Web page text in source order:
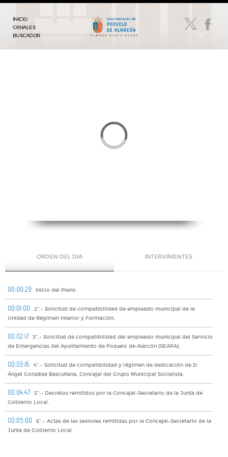
INICIO
CANALES
BUSCADOR
ORDEN DEL DIA INTERVINIENTES
00:00:29 Inicio del Pleno
00:01:00
2º.- Solicitud de compatibilidad de empleado municipal de la
Unidad de Régimen Interior y Formación.
00:02:17
3º.- Solicitud de compatibilidad del empleado municipal del Servicio
de Emergencias del Ayuntamiento de Pozuelo de Alarcón (SEAPA).
00:03:16
4º.- Solicitud de compatibilidad y régimen de dedicación de D.
Ángel González Bascuñana, Concejal del Grupo Municipal Socialista.
00:04:47
5º.- Decretos remitidos por la Concejal-Secretario de la Junta de
Gobierno Local.
00:05:00
6º.- Actas de las sesiones remitidas por la Concejal-Secretario de la
Junta de Gobierno Local.